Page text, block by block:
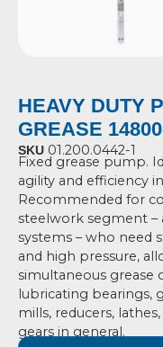
HEAVY DUTY
GREASE
SKU 01.200.0442-1
Fixed grease pump.
agility and efficiency
Recommended for
steelwork segment –
systems – who need
and high pressure,
simultaneous
lubricating bearings,
mills, reducers,
gears in general.